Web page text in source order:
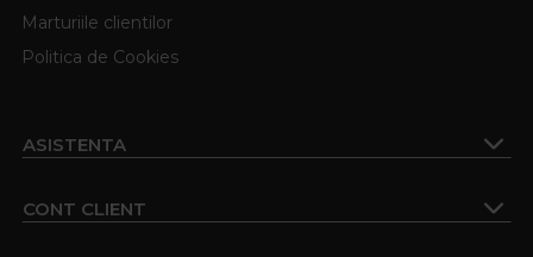
Marturiile clientilor
Politica de Cookies
ASISTENTA
CONT CLIENT